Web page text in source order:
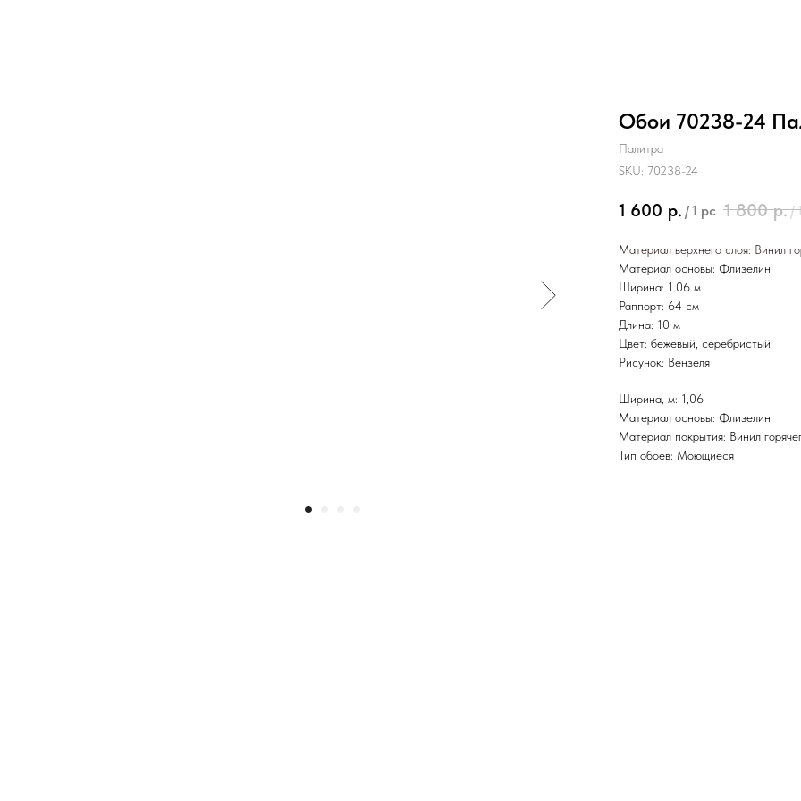
Обои 70238-24
Палитра
SKU: 70238-24
1 600 р. /1 pc 1 800 р./
Материал верхнего слоя: Винил
Материал основы: Флизелин
Ширина: 1.06 м
Раппорт: 64 см
Длина: 10 м
Цвет: бежевый, серебристый
Рисунок: Вензеля
Ширина, м: 1,06
Материал основы: Флизелин
Материал покрытия: Винил
Тип обоев: Моющиеся